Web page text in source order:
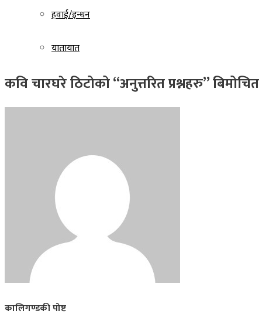
हवाई/इन्धन
यातायात
कवि चारघरे ठिटोको “अनुत्तरित प्रश्नहरु” बिमोचित
कालिगण्डकी पोष्ट